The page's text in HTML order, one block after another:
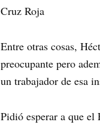
Cruz Roja
Entre otras cosas,
preocupante pero
un trabajador de esa
Pidió esperar a que